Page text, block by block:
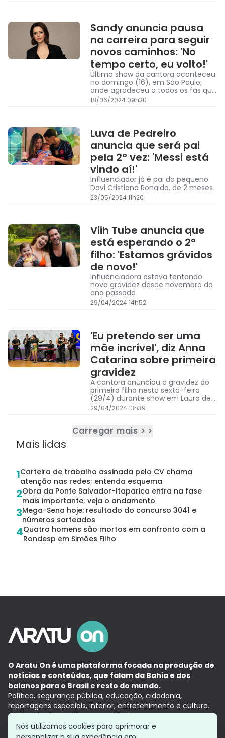
Sandy anuncia pausa
na carreira para seguir
novos caminhos: 'No
tempo certo, eu volto!'
Último show da cantora aconteceu
no domingo (16), em São Paulo,
onde agradeceu a todos os fãs que
lhe apoiaram em mais de 30 anos
de carreira.
18/06/2024 09h30
Luva de Pedreiro
anuncia que será pai
pela 2° vez: 'Messi está
vindo aí!'
Influenciador já é pai do pequeno
Davi Cristiano Ronaldo, de 2 meses.
23/05/2024 11h20
Viih Tube anuncia que
está esperando o 2º
filho: 'Estamos grávidos
de novo!'
Influenciadora estava tentando
nova gravidez desde novembro do
ano passado
29/04/2024 14h52
'Eu pretendo ser uma
mãe incrível', diz Anna
Catarina sobre primeira
gravidez
A cantora anunciou a gravidez do
primeiro filho nesta sexta-feira
(29/4) durante show em Lauro de
Freitas
29/04/2024 13h39
Carregar mais > >
Mais lidas
1Carteira de trabalho assinada pelo CV chama
atenção nas redes; entenda esquema
2Obra da Ponte Salvador-Itaparica entra na fase
mais importante; veja o andamento
3Mega-Sena hoje: resultado do concurso 3041 e
números sorteados
4Quatro homens são mortos em confronto com a
Rondesp em Simões Filho
O Aratu On é uma plataforma focada na produção de
notícias e conteúdos, que falam da Bahia e dos
baianos para o Brasil e resto do mundo.
Política, segurança pública, educação, cidadania,
reportagens especiais, interior, entretenimento e cultura.
Aqui, tudo vira notícia e a notícia é no tempo presente,
com a credibilidade do Grupo Aratu.
Grupo Aratu
Política de privacidade
Nós utilizamos cookies para aprimorar e